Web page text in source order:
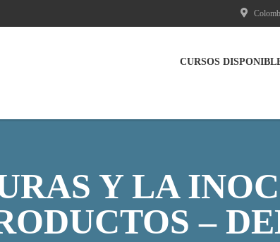
CURSOS
Y LA
–